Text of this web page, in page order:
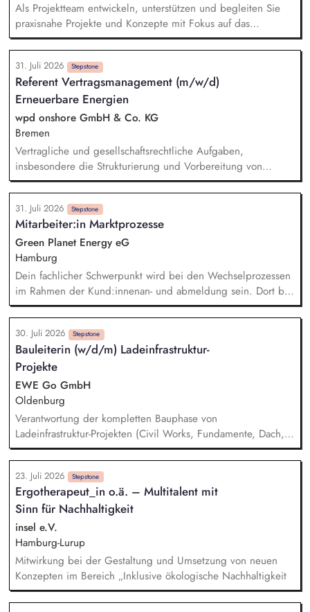
Als Projektteam entwickeln, unterstützen und begleiten Sie
praxisnahe Projekte und Konzepte mit Fokus auf das
Betriebliche und Schulische Mobilitätsmanagement.
konzipieren und erstellen Sie Informationsmaterialien für
Unternehmen und Schulen zur Förderung einer nachhaltigen
Mobilität und beraten Einrichtungen bei der Einführung und
Umsetzung von Maßnahmen des Mobilitätsmanagements.
organisieren und moderieren Sie Netzwerkveranstaltungen,
die Akteure der Region zusammenbringen und ihre
Zusammenarbeit fördern. identifizieren und akquirieren Sie
mögliche weitere Finanz- und Fördermittel für Projekte im
Kontext des Schulischen und Betrieblichen
Mobilitätsmanagements.
31. Juli 2026 Stepstone
Referent Vertragsmanagement (m/w/d)
Erneuerbare Energien
wpd onshore GmbH & Co. KG
Bremen
Vertragliche und gesellschaftsrechtliche Aufgaben,
insbesondere die Strukturierung und Vorbereitung von
Verträgen Begleitung von Gesellschaftsgründungen sowie
Erstellung gesellschaftsrechtlicher Unterlagen und
Vertragszusammenfassungen Verwaltung und Pflege von
Datenbanken Abteilungsorganisatorische Aufgaben und
allgemeine Bürotätigkeiten Organisation von
Gesellschafterversammlungen und Kommunikation mit
internen und externen Projektpartnern/Ansprechpartnern
31. Juli 2026 Stepstone
Mitarbeiter:in Marktprozesse
Green Planet Energy eG
Hamburg
Dein fachlicher Schwerpunkt wird bei den Wechselprozessen
im Rahmen der Kund:innenan- und abmeldung sein. Dort bist
du für die eigenverantwortliche Bearbeitung aller anfallenden
Aufgaben zuständig. Im Austausch mit Marktpartnern, den
Kund:innen und angrenzenden Fachbereichen klärst du
offene Fragen und findest gemeinsam Lösungen. Du bist der
Second-Level-Support für den Kundenservice und
Geschäftskundenvertrieb.
30. Juli 2026 Stepstone
Bauleiterin (w/d/m) Ladeinfrastruktur-
Projekte
EWE Go GmbH
Oldenburg
Verantwortung der kompletten Bauphase von
Ladeinfrastruktur-Projekten (Civil Works, Fundamente, Dach,
Gebäude, Container, Montage) Koordination und Führung
von Bauunternehmen, Installateuren und Nachunternehmern
auf der Baustelle Überwachung von Terminen, Baufortschritt,
Qualität, Arbeitssicherheit und Umweltauflagen Sicherstellung
der Einhaltung von Genehmigungen, Bauplänen, technischen
Spezifikationen und HSE-Vorgaben Enge Abstimmung mit der
Baukoordination und Lieferanten zur Umsetzung der
Projektanforderungen
23. Juli 2026 Stepstone
Ergotherapeut_in o.ä. – Multitalent mit
Sinn für Nachhaltigkeit
insel e.V.
Hamburg-Lurup
Mitwirkung bei der Gestaltung und Umsetzung von neuen
Konzepten im Bereich „Inklusive ökologische Nachhaltigkeit